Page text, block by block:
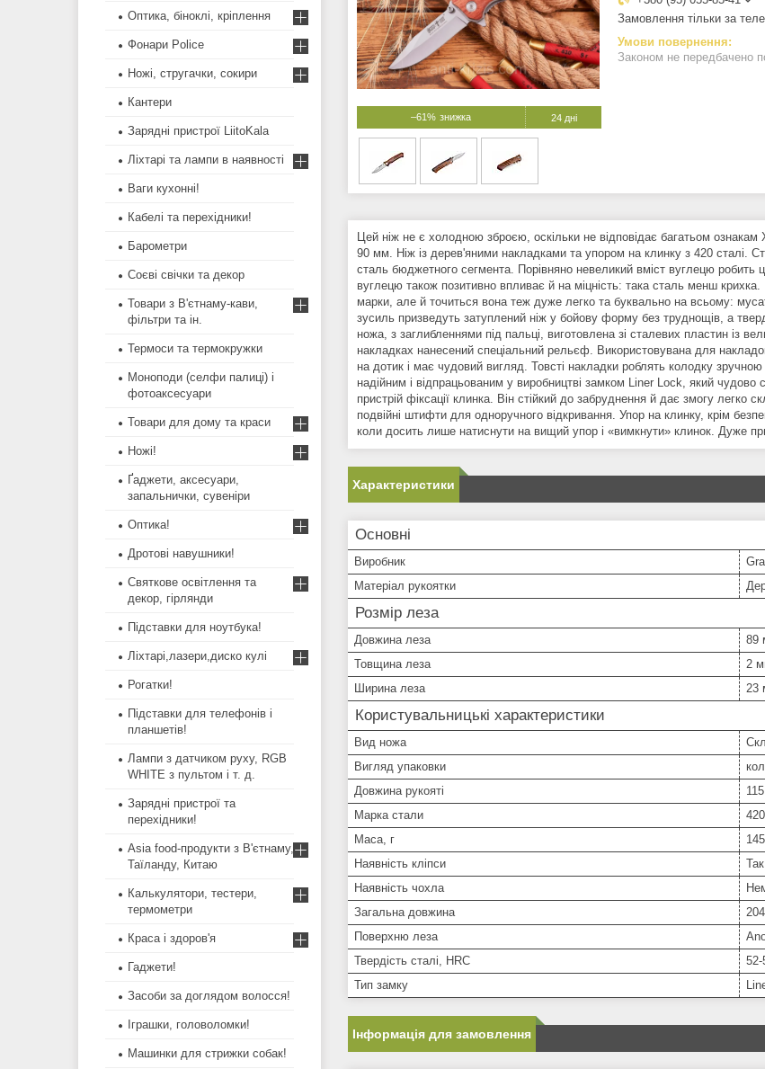
–61% 24 дні
Замовлення тільки за
Законом не передбачено
Цей ніж не є холодною зброєю, оскільки не відповідає багатьом
90 мм. Ніж із дерев'яними накладками та упором на клинку з 420 сталі.
сталь бюджетного сегмента. Порівняно невеликий вміст вуглецю робить
вуглецю також позитивно впливає й на міцність: така сталь менш
марки, але й точиться вона теж дуже легко та буквально на всьому:
зусиль призведуть затуплений ніж у бойову форму без труднощів, а
ножа, з заглибленнями під пальці, виготовлена зі сталевих пластин із
накладках нанесений спеціальний рельєф. Використовувана для
на дотик і має чудовий вигляд. Товсті накладки роблять колодку
надійним і відпрацьованим у виробництві замком Liner Lock, який чудово
пристрій фіксації клинка. Він стійкий до забруднення й дає змогу легко
подвійні штифти для одноручного відкривання. Упор на клинку, крім
коли досить лише натиснути на вищий упор і «вимкнути» клинок. Дуже
Характеристики
Основні
Виробник
Матеріал рукоятки
Розмір леза
Довжина леза
89
Товщина леза
2
Ширина леза
23
Користувальницькі характеристики
Вид ножа
Вигляд упаковки
Довжина рукояті
Марка стали
420
Маса, г
145
Наявність кліпси
Так
Наявність чохла
Загальна довжина
Поверхню леза
Твердість сталі, HRC
52-
Тип замку
Інформація для замовлення
Оптика, біноклі, кріплення
Фонари Police
Ножі, стругачки, сокири
Кантери
Зарядні пристрої LiitoKala
Ліхтарі та лампи в наявності
Ваги кухонні!
Кабелі та перехідники!
Барометри
Соєві свічки та декор
Товари з В'єтнаму-кави,
фільтри та ін.
Термоси та термокружки
Моноподи (селфи палиці) і
фотоаксесуари
Товари для дому та краси
Ножі!
Ґаджети, аксесуари,
запальнички, сувеніри
Оптика!
Дротові навушники!
Святкове освітлення та
декор, гірлянди
Підставки для ноутбука!
Ліхтарі,лазери,диско кулі
Рогатки!
Підставки для телефонів і
планшетів!
Лампи з датчиком руху, RGB
WHITE з пультом і т. д.
Зарядні пристрої та
перехідники!
Asia food-продукти з В'єтнаму,
Таїланду, Китаю
Калькулятори, тестери,
термометри
Краса і здоров'я
Гаджети!
Засоби за доглядом волосся!
Іграшки, головоломки!
Машинки для стрижки собак!